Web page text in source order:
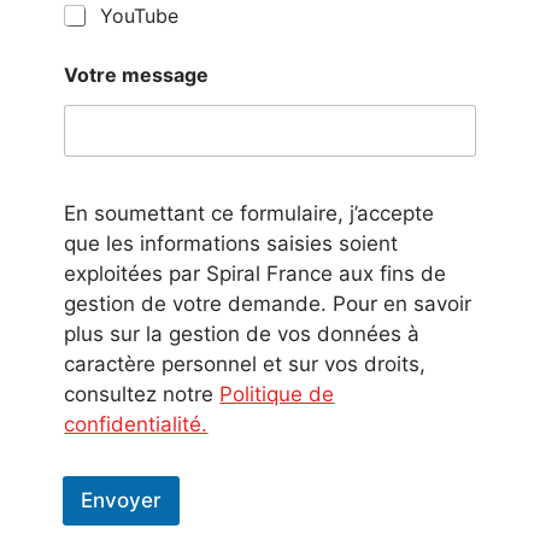
YouTube
Votre message
En soumettant ce formulaire, j’accepte
que les informations saisies soient
exploitées par Spiral France aux fins de
gestion de votre demande. Pour en savoir
plus sur la gestion de vos données à
caractère personnel et sur vos droits,
consultez notre Politique de
confidentialité.
Envoyer